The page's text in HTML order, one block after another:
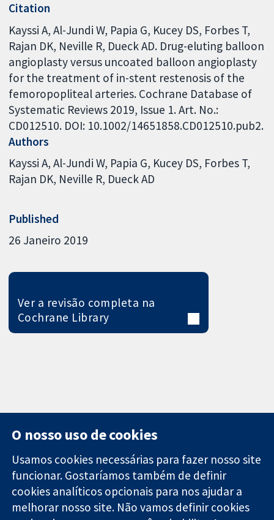
Citation
Kayssi A, Al-Jundi W, Papia G, Kucey DS, Forbes T,
Rajan DK, Neville R, Dueck AD. Drug-eluting balloon
angioplasty versus uncoated balloon angioplasty
for the treatment of in-stent restenosis of the
femoropopliteal arteries. Cochrane Database of
Systematic Reviews 2019, Issue 1. Art. No.:
CD012510. DOI: 10.1002/14651858.CD012510.pub2.
Authors
Kayssi A Al-Jundi W Papia G Kucey DS Forbes T
Rajan DK Neville R Dueck AD
Published
26 Janeiro 2019
Ver a revisão completa na
Cochrane Library
Evidências
11-13 Cavendish
Square
Londres
Contato
Notícias
Assessoria de
O nosso uso de cookies
Usamos cookies necessárias para fazer nosso site
funcionar. Gostaríamos também de definir
cookies analíticos opcionais para nos ajudar a
melhorar nosso site. Não vamos definir cookies